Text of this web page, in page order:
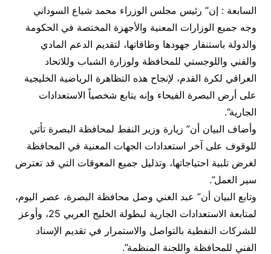
السابعة : إن” رئيس مجلس الوزراء محمد شياع السوداني
وجه جميع الوزارات المعنية والأجهزة المختصة في الحكومة
والدولة باستنفار جهودها وطاقاتها، لتقديم الدعم المادي
والفني واللوجستي للمحافظة ولوزارة الشباب وللاتحاد
العراقي لكرة القدم، لإنجاح هذه التظاهرة الرياضية الخليجية
على أرض البصرة الفيحاء وإنه يتابع شخصياً الاستعدادات
الجارية”.
وأضاف البيان أن” زيارة وزير النفط لمحافظة البصرة تأتي
للوقوف على آخر استعدادات الجهات المعنية في المحافظة
لغرض تلبية احتياجاتها، وتذليل جميع المعوقات التي قد تعترض
سير العمل”.
وتابع البيان أن” عبد الغني وصل محافظة البصرة، عصر اليوم،
لمتابعة الاستعدادات الجارية لبطولة الخليج العربي 25، وأوعز
للشركات النفطية بالتواصل والاستمرار في تقديم الإسناد
الفني للمحافظة واللجنة المنظمة”.